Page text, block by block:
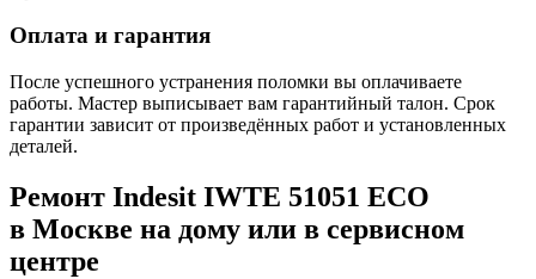
Оплата и гарантия
После успешного устранения поломки вы оплачиваете
работы. Мастер выписывает вам гарантийный талон. Срок
гарантии зависит от произведённых работ и установленных
деталей.
Ремонт Indesit IWTE 51051 ECO
в Москве на дому или в сервисном
центре